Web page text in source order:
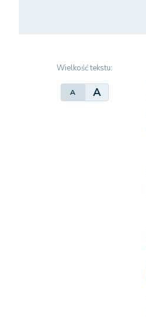
Wielkość tekstu:
A A